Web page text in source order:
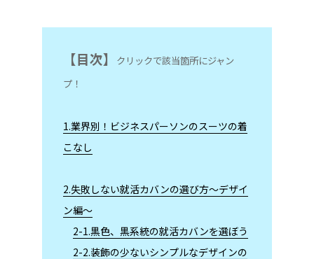
【目次】
クリックで該当箇所にジャン
プ！
1.業界別！ビジネスパーソンのスーツの着
こなし
2.失敗しない就活カバンの選び方～デザイ
ン編～
2-1.黒色、黒系統の就活カバンを選ぼう
2-2.装飾の少ないシンプルなデザインの